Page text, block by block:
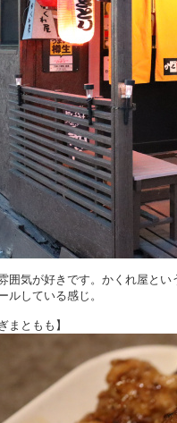
囲気が好きです。かくれ屋と
ルしている感じ。
まともも】